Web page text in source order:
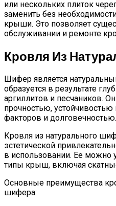
или нескольких плиток
заменить без
крыши. Это позволяет
обслуживании и ремонте
Кровля Из
Шифер является
образуется в результате
аргиллитов и песчаников.
прочностью,
факторов и долговечностью.
Кровля из натурального
эстетической
в использовании. Ее можно
типы крыш, включая
Основные преимущества
шифера: